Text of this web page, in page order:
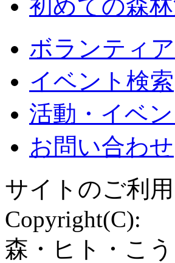
初めての森
ボランティ
イベント検索
活動・イベ
お問い合わせ
サイトのご利
Copyright(C):
森・ヒト・こ